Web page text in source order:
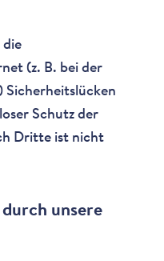
die
(z. B. bei der
Sicherheitslücken
Schutz der
Dritte ist nicht
unsere